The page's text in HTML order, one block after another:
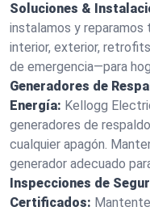
Soluciones &
instalamos y
interior, exterior,
de emergencia—para
Generadores de
Energía: Kellogg
generadores de
cualquier apagón.
generador adecuado
Inspecciones de
Certificados: